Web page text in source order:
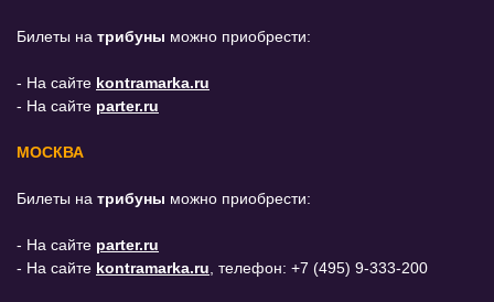
Билеты на трибуны можно приобрести:
- На сайте kontramarka.ru
- На сайте parter.ru
МОСКВА
Билеты на трибуны можно приобрести:
- На сайте parter.ru
- На сайте kontramarka.ru , телефон: +7 (495) 9-333-200